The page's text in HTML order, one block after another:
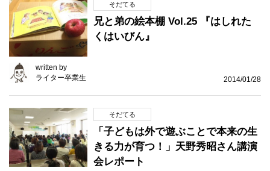
そだてる
兄と弟の絵本棚 Vol.25 『はしれた
くはいびん』
written by
ライター卒業生
2014/01/28
そだてる
「子どもは外で遊ぶことで本来の生
きる力が育つ！」天野秀昭さん講演
会レポート